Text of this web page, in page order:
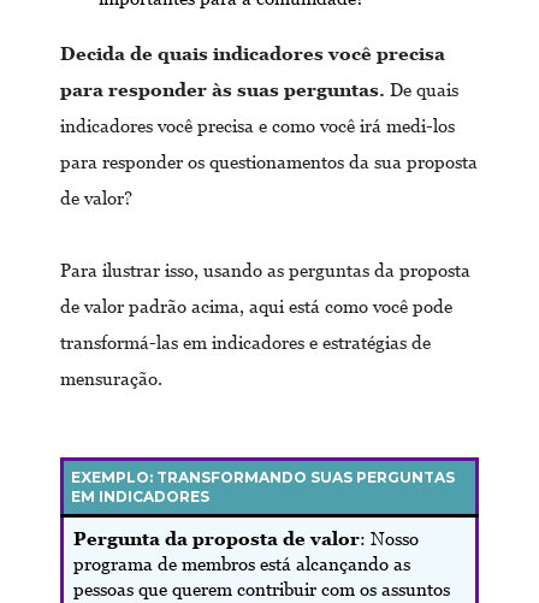
Decida de quais indicadores você precisa
para responder às suas perguntas. De quais
indicadores você precisa e como você irá medi-los
para responder os questionamentos da sua proposta
de valor?
Para ilustrar isso, usando as perguntas da proposta
de valor padrão acima, aqui está como você pode
transformá-las em indicadores e estratégias de
mensuração.
EXEMPLO: TRANSFORMANDO SUAS PERGUNTAS
EM INDICADORES
Pergunta da proposta de valor: Nosso
programa de membros está alcançando as
pessoas que querem contribuir com os assuntos